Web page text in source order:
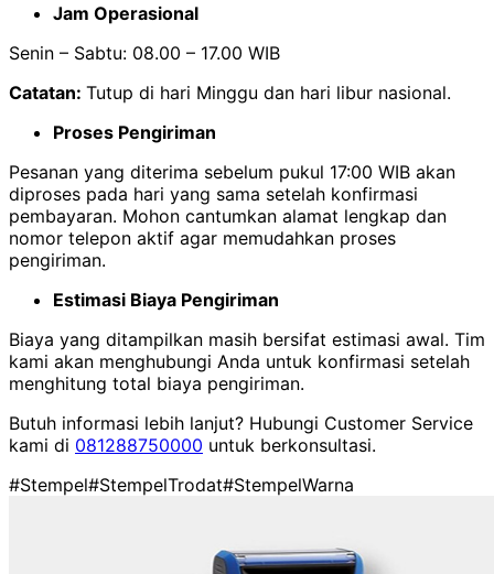
Jam Operasional
Senin – Sabtu: 08.00 – 17.00 WIB
Catatan: Tutup di hari Minggu dan hari libur nasional.
Proses Pengiriman
Pesanan yang diterima sebelum pukul 17:00 WIB akan
diproses pada hari yang sama setelah konfirmasi
pembayaran. Mohon cantumkan alamat lengkap dan
nomor telepon aktif agar memudahkan proses
pengiriman.
Estimasi Biaya Pengiriman
Biaya yang ditampilkan masih bersifat estimasi awal. Tim
kami akan menghubungi Anda untuk konfirmasi setelah
menghitung total biaya pengiriman.
Butuh informasi lebih lanjut? Hubungi Customer Service
kami di 081288750000 untuk berkonsultasi.
#Stempel#StempelTrodat#StempelWarna